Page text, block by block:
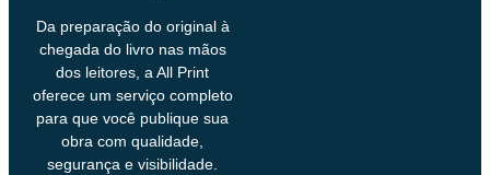
Da preparação do original à
chegada do livro nas mãos
dos leitores, a All Print
oferece um serviço completo
para que você publique sua
obra com qualidade,
segurança e visibilidade.